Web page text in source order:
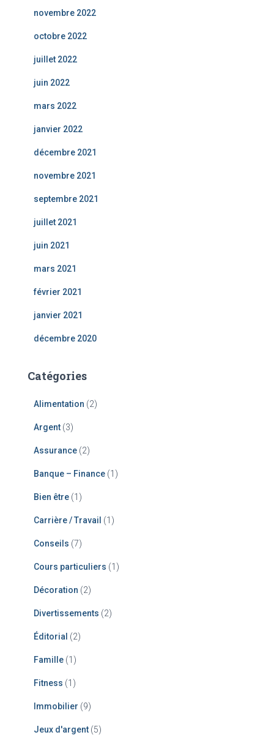
novembre 2022
octobre 2022
juillet 2022
juin 2022
mars 2022
janvier 2022
décembre 2021
novembre 2021
septembre 2021
juillet 2021
juin 2021
mars 2021
février 2021
janvier 2021
décembre 2020
Catégories
Alimentation (2)
Argent (3)
Assurance (2)
Banque – Finance (1)
Bien être (1)
Carrière / Travail (1)
Conseils (7)
Cours particuliers (1)
Décoration (2)
Divertissements (2)
Éditorial (2)
Famille (1)
Fitness (1)
Immobilier (9)
Jeux d'argent (5)